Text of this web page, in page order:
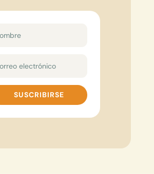
SUSCRIBIRSE